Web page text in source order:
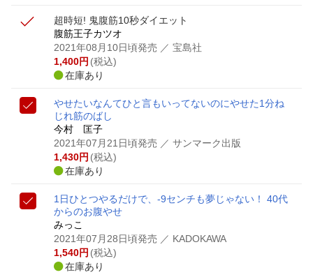
超時短! 鬼腹筋10秒ダイエット
腹筋王子カツオ
2021年08月10日頃発売 ／ 宝島社
1,400円 (税込)
在庫あり
やせたいなんてひと言もいってないのにやせた1分ね
じれ筋のばし
今村 匡子
2021年07月21日頃発売 ／ サンマーク出版
1,430円 (税込)
在庫あり
1日ひとつやるだけで、-9センチも夢じゃない！ 40代
からのお腹やせ
みっこ
2021年07月28日頃発売 ／ KADOKAWA
1,540円 (税込)
在庫あり